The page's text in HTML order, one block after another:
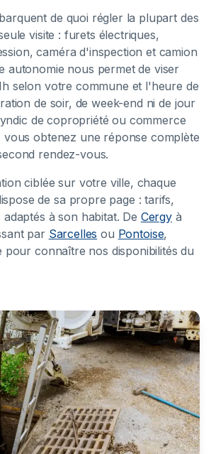
de quoi régler la plupart des
visite : furets électriques,
caméra d'inspection et camion
autonomie nous permet de viser
selon votre commune et l'heure de
de soir, de week-end ni de jour
de copropriété ou commerce
vous obtenez une réponse complète
rendez-vous.
ciblée sur votre ville, chaque
de sa propre page : tarifs,
à son habitat. De Cergy à
par Sarcelles ou Pontoise,
pour connaître nos disponibilités du